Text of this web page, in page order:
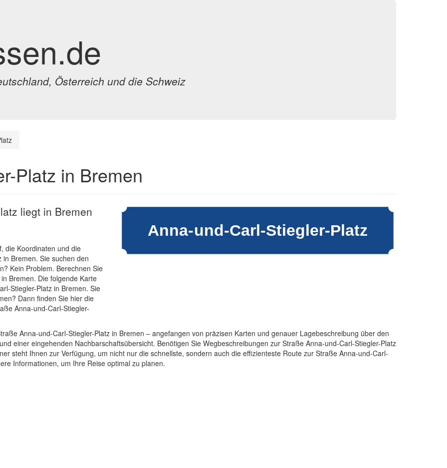
Österreich und die Schweiz
Platz in Bremen
liegt in Bremen
die Koordinaten und die
Bremen. Sie suchen den
Kein Problem. Berechnen Sie
Bremen. Die folgende Karte
Stiegler-Platz in Bremen. Sie
Dann finden Sie hier die
Anna-und-Carl-Stiegler-
Anna-und-Carl-Stiegler-Platz in Bremen – angefangen von präzisen Karten und genauer Lagebeschreibung über den
einer eingehenden Nachbarschaftsübersicht. Benötigen Sie Wegbeschreibungen zur Straße Anna-und-Carl-Stiegler-Platz
steht Ihnen zur Verfügung, um nicht nur die schnellste, sondern auch die effizienteste Route zur Straße Anna-und-Carl-
Informationen, um Ihre Reise optimal zu planen.